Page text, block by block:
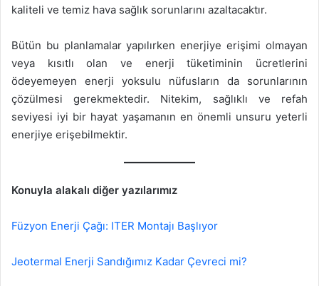
kaliteli ve temiz hava sağlık sorunlarını azaltacaktır.
Bütün bu planlamalar yapılırken enerjiye erişimi olmayan
veya kısıtlı olan ve enerji tüketiminin ücretlerini
ödeyemeyen enerji yoksulu nüfusların da sorunlarının
çözülmesi gerekmektedir. Nitekim, sağlıklı ve refah
seviyesi iyi bir hayat yaşamanın en önemli unsuru yeterli
enerjiye erişebilmektir.
Konuyla alakalı diğer yazılarımız
Füzyon Enerji Çağı: ITER Montajı Başlıyor
Jeotermal Enerji Sandığımız Kadar Çevreci mi?